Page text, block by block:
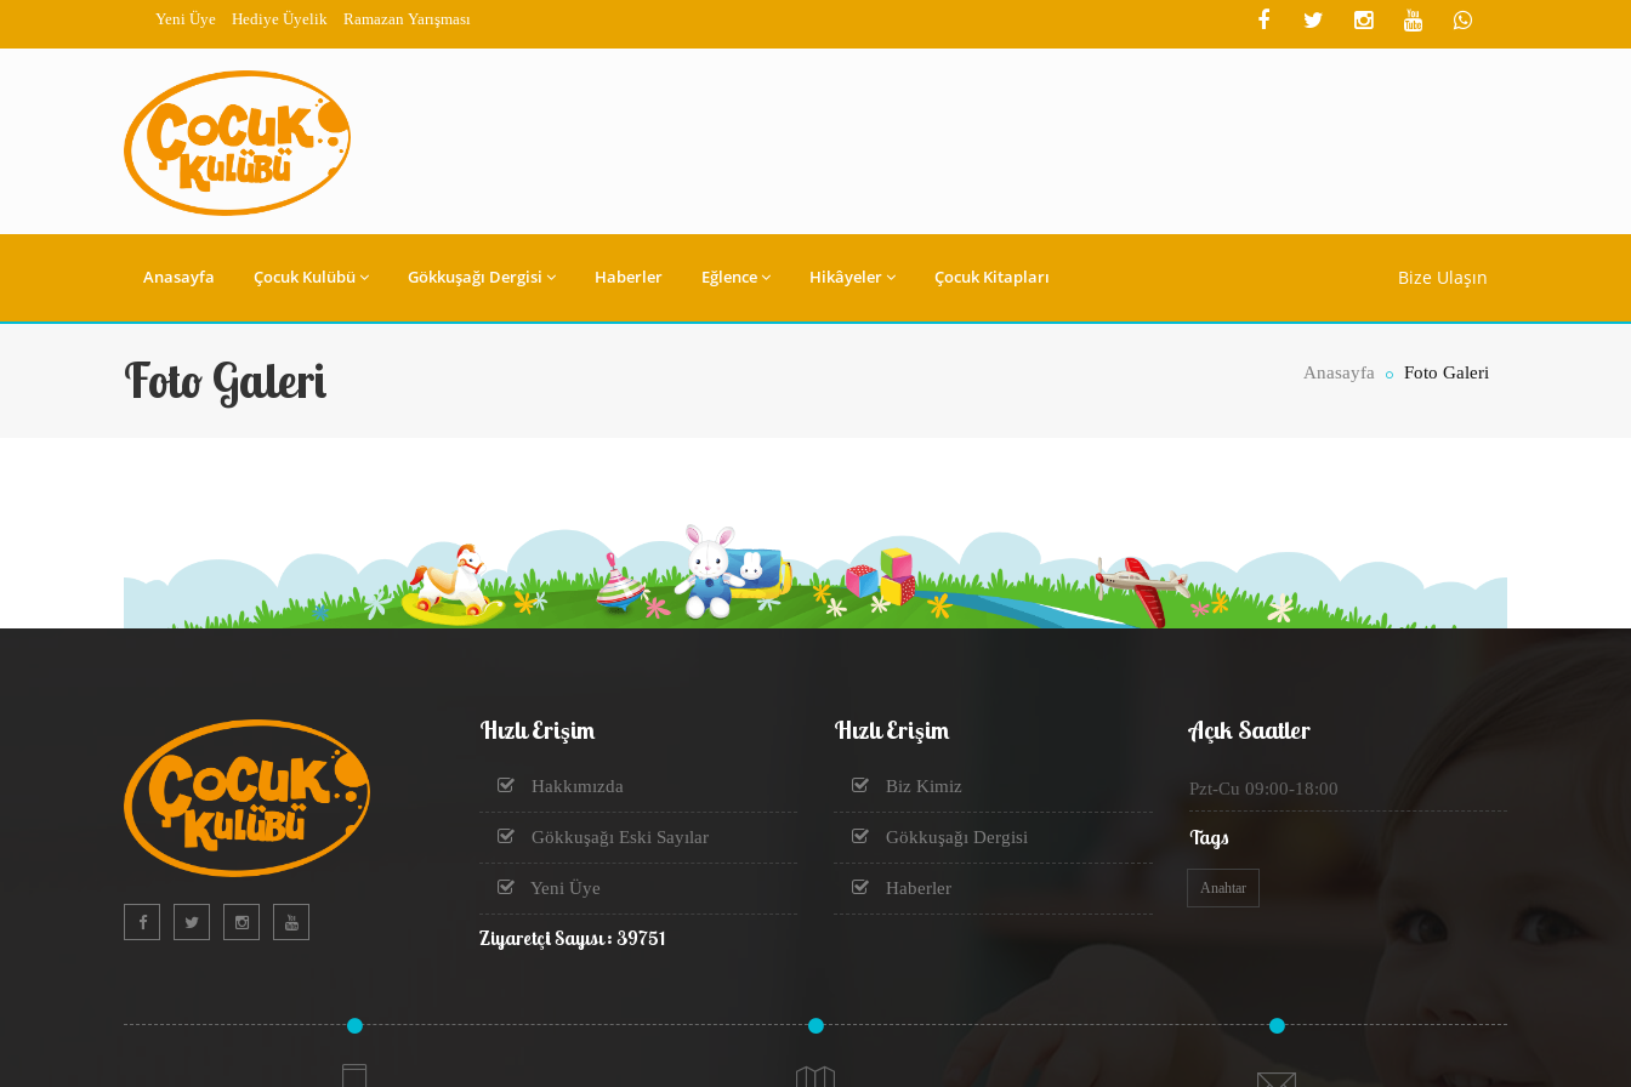
Yeni Üye Hediye Üyelik Ramazan Yarışması
Anasayfa Çocuk Kulübü Gökkuşağı Dergisi Haberler Eğlence Hikâyeler Çocuk Kitapları Bize Ulaşın
Foto Galeri Anasayfa Foto Galeri
Hızlı Erişim
Hakkımızda
Gökkuşağı Eski Sayılar
Yeni Üye
Ziyaretçi Sayısı : 39751
Hızlı Erişim
Biz Kimiz
Gökkuşağı Dergisi
Haberler
Açık Saatler
Pzt-Cu 09:00-18:00
Tags
Anahtar